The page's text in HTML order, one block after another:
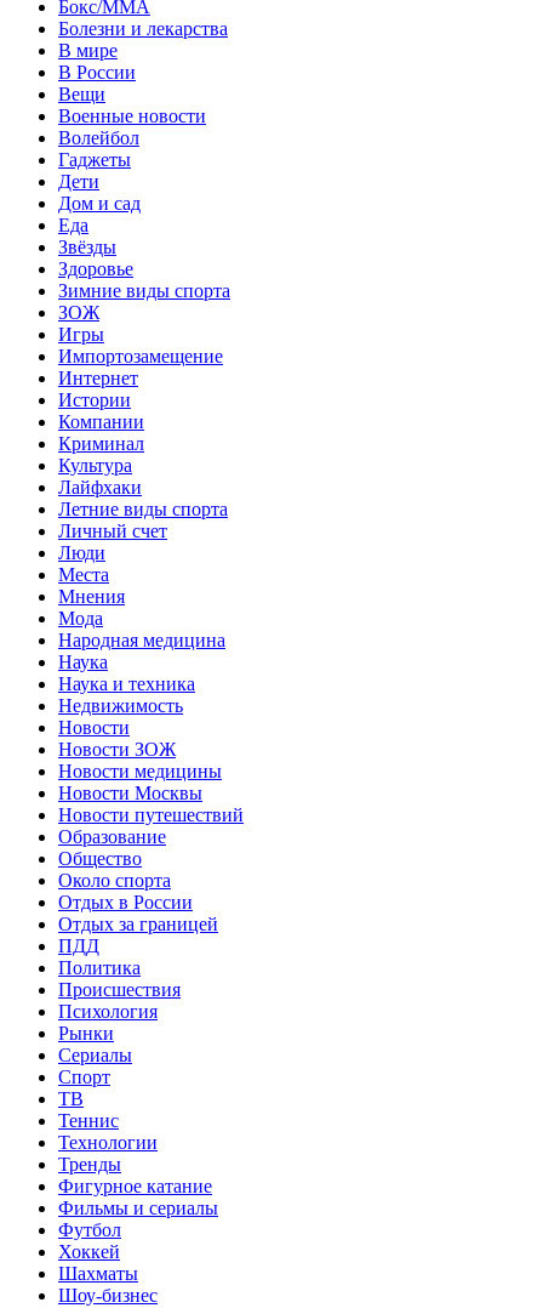
Бокс/MMA
Болезни и лекарства
В мире
В России
Вещи
Военные новости
Волейбол
Гаджеты
Дети
Дом и сад
Еда
Звёзды
Здоровье
Зимние виды спорта
ЗОЖ
Игры
Импортозамещение
Интернет
Истории
Компании
Криминал
Культура
Лайфхаки
Летние виды спорта
Личный счет
Люди
Места
Мнения
Мода
Народная медицина
Наука
Наука и техника
Недвижимость
Новости
Новости ЗОЖ
Новости медицины
Новости Москвы
Новости путешествий
Образование
Общество
Около спорта
Отдых в России
Отдых за границей
ПДД
Политика
Происшествия
Психология
Рынки
Сериалы
Спорт
ТВ
Теннис
Технологии
Тренды
Фигурное катание
Фильмы и сериалы
Футбол
Хоккей
Шахматы
Шоу-бизнес